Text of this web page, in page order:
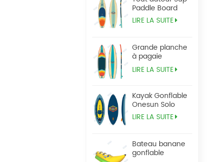
Paddle Board
LIRE LA SUITE
Grande planche
à pagaie
Tandem Sup
LIRE LA SUITE
Kayak Gonflable
Onesun Solo
LIRE LA SUITE
Bateau banane
gonflable